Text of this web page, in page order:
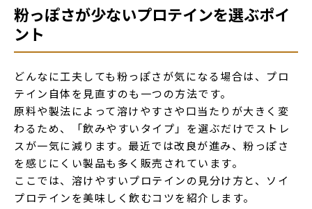
粉っぽさが少ないプロテインを選ぶポイ
ント
どんなに工夫しても粉っぽさが気になる場合は、プロ
テイン自体を見直すのも一つの方法です。
原料や製法によって溶けやすさや口当たりが大きく変
わるため、「飲みやすいタイプ」を選ぶだけでストレ
スが一気に減ります。最近では改良が進み、粉っぽさ
を感じにくい製品も多く販売されています。
ここでは、溶けやすいプロテインの見分け方と、ソイ
プロテインを美味しく飲むコツを紹介します。